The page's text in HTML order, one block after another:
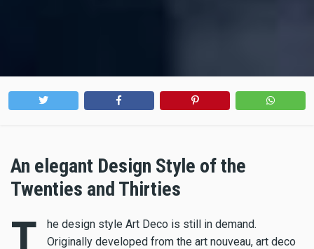
An elegant Design Style of the
Twenties and Thirties
he design style Art Deco is still in demand.
Originally developed from the art nouveau, art deco